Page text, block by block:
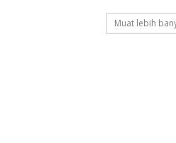
Muat lebih